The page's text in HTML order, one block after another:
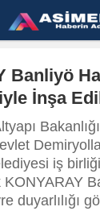
Banliyö
İnşa
iş
KONYARAY
duyarlılığı